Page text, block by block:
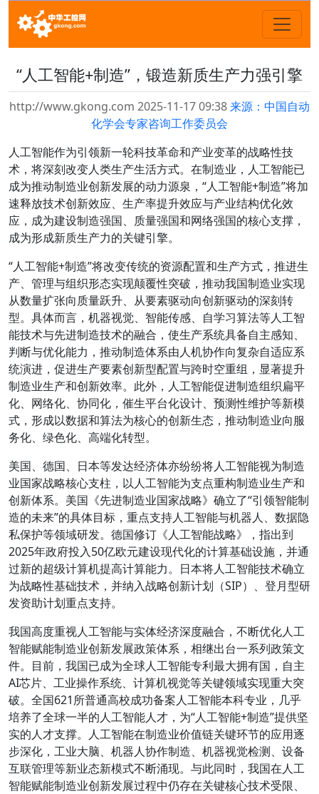
“人工智能+制造”，锻造新质生产力强引擎
http://www.gkong.com 2025-11-17 09:38来源：中国自动
化学会专家咨询工作委员会
人工智能作为引领新一轮科技革命和产业变革的战略性技
术，将深刻改变人类生产生活方式。在制造业，人工智能已
成为推动制造业创新发展的动力源泉，“人工智能+制造”将加
速释放技术创新效应、生产率提升效应与产业结构优化效
应，成为建设制造强国、质量强国和网络强国的核心支撑，
成为形成新质生产力的关键引擎。
“人工智能+制造”将改变传统的资源配置和生产方式，推进生
产、管理与组织形态实现颠覆性突破，推动我国制造业实现
从数量扩张向质量跃升、从要素驱动向创新驱动的深刻转
型。具体而言，机器视觉、智能传感、自学习算法等人工智
能技术与先进制造技术的融合，使生产系统具备自主感知、
判断与优化能力，推动制造体系由人机协作向复杂自适应系
统演进，促进生产要素创新型配置与跨时空重组，显著提升
制造业生产和创新效率。此外，人工智能促进制造组织扁平
化、网络化、协同化，催生平台化设计、预测性维护等新模
式，形成以数据和算法为核心的创新生态，推动制造业向服
务化、绿色化、高端化转型。
美国、德国、日本等发达经济体亦纷纷将人工智能视为制造
业国家战略核心支柱，以人工智能为支点重构制造业生产和
创新体系。美国《先进制造业国家战略》确立了“引领智能制
造的未来”的具体目标，重点支持人工智能与机器人、数据隐
私保护等领域研发。德国修订《人工智能战略》，指出到
2025年政府投入50亿欧元建设现代化的计算基础设施，并通
过新的超级计算机提高计算能力。日本将人工智能技术确立
为战略性基础技术，并纳入战略创新计划（SIP）、登月型研
发资助计划重点支持。
我国高度重视人工智能与实体经济深度融合，不断优化人工
智能赋能制造业创新发展政策体系，相继出台一系列政策文
件。目前，我国已成为全球人工智能专利最大拥有国，自主
AI芯片、工业操作系统、计算机视觉等关键领域实现重大突
破。全国621所普通高校成功备案人工智能本科专业，几乎
培养了全球一半的人工智能人才，为“人工智能+制造”提供坚
实的人才支撑。人工智能在制造业价值链关键环节的应用逐
步深化，工业大脑、机器人协作制造、机器视觉检测、设备
互联管理等新业态新模式不断涌现。与此同时，我国在人工
智能赋能制造业创新发展过程中仍存在关键核心技术受限、